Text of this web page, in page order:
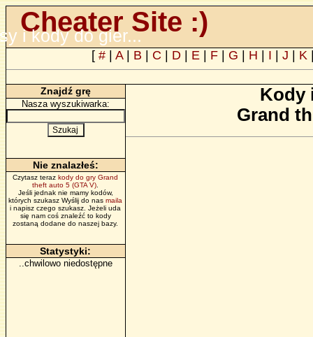
Cheater Site :)
i kody do gier...
[ # A| B C D E F G H I J K
Znajdź grę
Nasza wyszukiwarka:
Nie znalazłeś:
Czytasz terazkody do gry Grand
theft auto 5 (GTA V)
Jeśli jednak nie mamy kodów,
których szukasz Wyślij do nasmaila
i napisz czego szukasz. Jeżeli uda
się nam coś znaleźć to kody
zostaną dodane do naszej bazy.
Statystyki:
..chwilowo niedostępne
Kody
Grand